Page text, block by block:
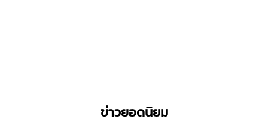
ข่าวยอดนิยม